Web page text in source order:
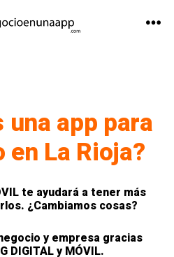
app para
La Rioja?
te ayudará a tener más
¿Cambiamos cosas?
y empresa gracias
DIGITAL y MÓVIL.